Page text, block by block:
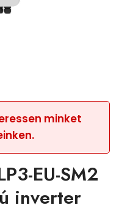
minket
EU-SM2
inverter